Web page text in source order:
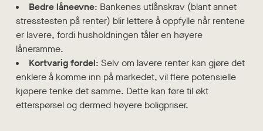
Bedre låneevne: Bankenes utlånskrav (blant annet
stresstesten på renter) blir lettere å oppfylle når rentene
er lavere, fordi husholdningen tåler en høyere
låneramme.
Kortvarig fordel: Selv om lavere renter kan gjøre det
enklere å komme inn på markedet, vil flere potensielle
kjøpere tenke det samme. Dette kan føre til økt
etterspørsel og dermed høyere boligpriser.